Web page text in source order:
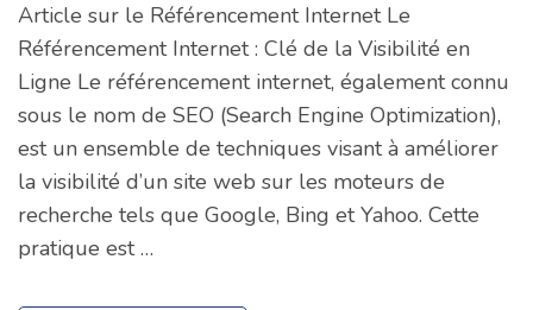
Article sur le Référencement Internet Le
Référencement Internet : Clé de la Visibilité en
Ligne Le référencement internet, également connu
sous le nom de SEO (Search Engine Optimization),
est un ensemble de techniques visant à améliorer
la visibilité d’un site web sur les moteurs de
recherche tels que Google, Bing et Yahoo. Cette
pratique est …